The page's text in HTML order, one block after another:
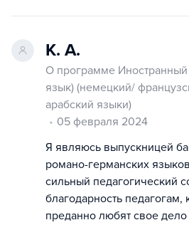
К. А.
О программе Иностранный
язык) (немецкий/
арабский языки)
05 февраля 2024
Я являюсь выпускницей
романо-германских
сильный педагогический
благодарность
преданно любят свое